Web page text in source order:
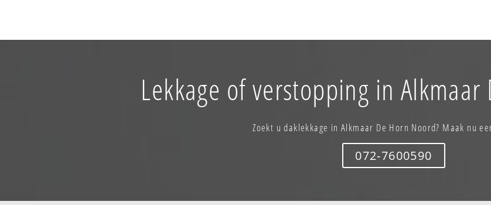
Lekkage of verstopping in Alkmaar
Zoekt u daklekkage in Alkmaar De Horn Noord? Maak nu
072-7600590